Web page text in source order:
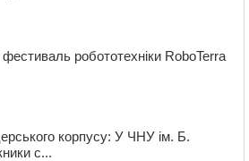
робототехніки RoboTerra
корпусу: У ЧНУ ім. Б.
с...